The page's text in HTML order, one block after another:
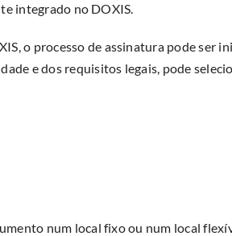
integrado no DOXIS.
o processo de assinatura pode ser
e dos requisitos legais, pode
num local fixo ou num local